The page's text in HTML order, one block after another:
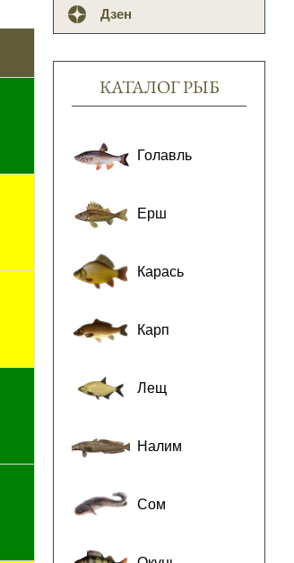
Дзен
КАТАЛОГ РЫБ
Голавль
Ерш
Карась
Карп
Лещ
Налим
Сом